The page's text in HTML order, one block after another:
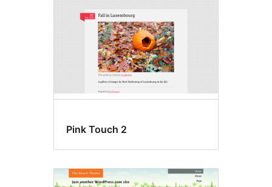
Pink Touch 2